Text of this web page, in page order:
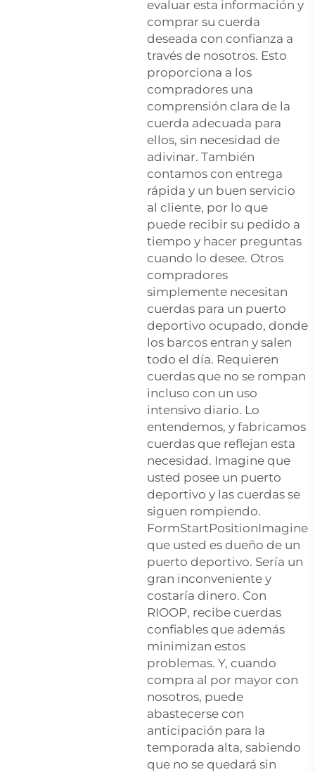
evaluar esta información y
comprar su cuerda
deseada con confianza a
través de nosotros. Esto
proporciona a los
compradores una
comprensión clara de la
cuerda adecuada para
ellos, sin necesidad de
adivinar. También
contamos con entrega
rápida y un buen servicio
al cliente, por lo que
puede recibir su pedido a
tiempo y hacer preguntas
cuando lo desee. Otros
compradores
simplemente necesitan
cuerdas para un puerto
deportivo ocupado, donde
los barcos entran y salen
todo el día. Requieren
cuerdas que no se rompan
incluso con un uso
intensivo diario. Lo
entendemos, y fabricamos
cuerdas que reflejan esta
necesidad. Imagine que
usted posee un puerto
deportivo y las cuerdas se
siguen rompiendo.
FormStartPositionImagine
que usted es dueño de un
puerto deportivo. Sería un
gran inconveniente y
costaría dinero. Con
RIOOP, recibe cuerdas
confiables que además
minimizan estos
problemas. Y, cuando
compra al por mayor con
nosotros, puede
abastecerse con
anticipación para la
temporada alta, sabiendo
que no se quedará sin